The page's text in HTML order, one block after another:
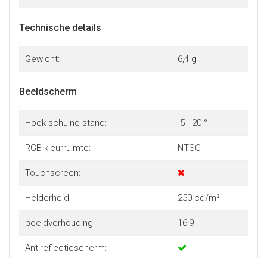
Technische details
Gewicht: 6,4 g
Beeldscherm
Hoek schuine stand: -5 - 20 °
RGB-kleurruimte: NTSC
Touchscreen:
Helderheid: 250 cd/m²
beeldverhouding: 16:9
Antireflectiescherm: